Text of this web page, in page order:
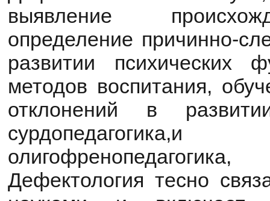
выявление
определение причинно-
развитии психических
методов воспитания,
отклонений в
сурдопедагогика,и
Дефектология тесно